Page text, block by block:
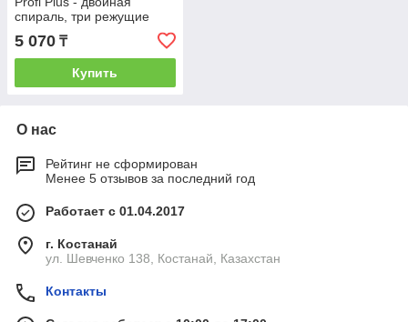
спираль, три режущие
кромки, 12x600 мм
5 070 ₸
Купить
О нас
Рейтинг не сформирован
Менее 5 отзывов за последний год
Работает с 01.04.2017
г. Костанай
ул. Шевченко 138, Костанай, Казахстан
Контакты